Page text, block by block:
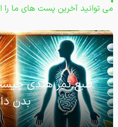
می توانید آخرین پست های ما را
طبع تمر هندی
بدن